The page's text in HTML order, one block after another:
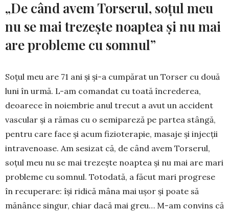
„De când avem Torserul, soţul meu
nu se mai trezeşte noaptea şi nu mai
are probleme cu somnul”
Soţul meu are 71 ani şi şi-a cumpărat un Torser cu două
luni în urmă. L-am comandat cu toată încrederea,
deoarece în noiembrie anul trecut a avut un accident
vascular şi a rămas cu o semipareză pe partea stângă,
pentru care face şi acum fizioterapie, masaje şi injecţii
intravenoase. Am sesizat că, de când avem Torserul,
soţul meu nu se mai trezeşte noaptea şi nu mai are mari
probleme cu somnul. Totodată, a făcut mari progrese
în recuperare: îşi ridică mâna mai uşor şi poate să
mănânce singur, chiar dacă mai greu… M-am convins că